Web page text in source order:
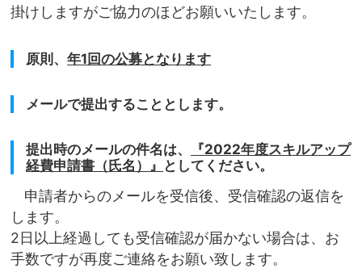
掛けしますがご協力のほどお願いいたします。
原則、年1回の公募となります
メールで提出することとします。
提出時のメールの件名は、
『2022年度スキルアップ
経費申請書（氏名）』 としてください。
申請者からのメールを受信後、受信確認の返信を
します。
2日以上経過しても受信確認が届かない場合は、お
手数ですが再度ご連絡をお願い致します。